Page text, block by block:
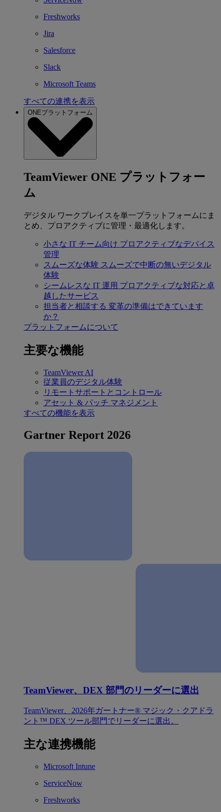
Freshworks
Jira
Salesforce
Slack
Microsoft Teams
すべての連携を表示
ONEプラットフォーム
TeamViewer ONE プラットフォー
ム
デジタル ワークプレイスを単一プラットフォームにま
とめ、プロアクティブに管理・最適化します。
小さな IT チーム向け プロアクティブなデバイス
管理
スムーズな体験 スムーズで中断の無いデジタル
体験
シームレスな IT 運用 プロアクティブな対応と卓
越したサービス
担当者と相談する 変革の準備はできています
か？
プラットフォームについて
主要な機能
TeamViewer AI
従業員のデジタル体験
リモートサポートとコントロール
アセット & パッチ マネジメント
すべての機能を表示
Gartner Report 2026
TeamViewer、DEX 部門のリーダーに選出
TeamViewer、2026年ガートナー® マジック・クアドラ
ント™ DEX ツール部門でリーダーに選出。
主な連携機能
Microsoft Intune
ServiceNow
Freshworks